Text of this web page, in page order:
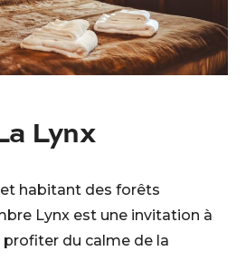
Lynx
habitant des forêts
Lynx est une invitation à
du calme de la